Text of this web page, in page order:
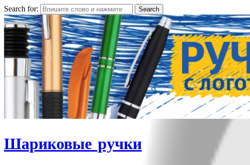
Search for:
Шариковые ручки